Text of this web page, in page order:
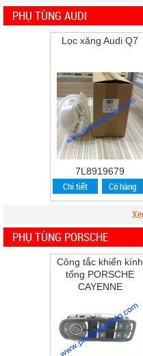
PHỤ TÙNG AUDI
Lọc xăng Audi Q7
7L8919679
Chi tiết Có hàng
PHỤ TÙNG PORSCHE
Công tắc khiển kính
tổng PORSCHE
CAYENNE